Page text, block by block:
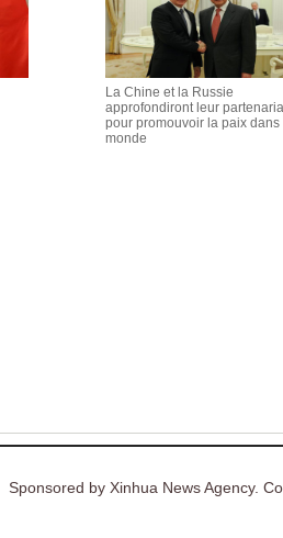
La Chine et la Russie
approfondiront leur
pour promouvoir la paix dans
monde
Sponsored by Xinhua News Agency.